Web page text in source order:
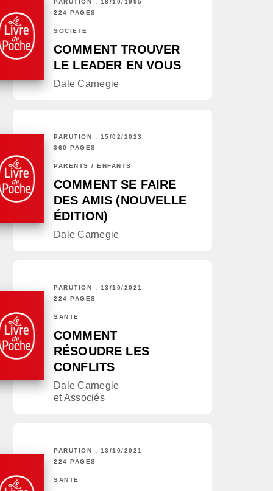
PARUTION : 18/10/1995
224 PAGES
SOCIÉTÉ
COMMENT TROUVER
LE LEADER EN VOUS
Dale Carnegie
PARUTION : 15/02/2023
360 PAGES
PARENTS / ENFANTS
COMMENT SE FAIRE
DES AMIS (NOUVELLE
ÉDITION)
Dale Carnegie
PARUTION : 13/10/2021
224 PAGES
SANTÉ
COMMENT
RÉSOUDRE LES
CONFLITS
Dale Carnegie
et Associés
PARUTION : 13/10/2021
224 PAGES
SANTÉ